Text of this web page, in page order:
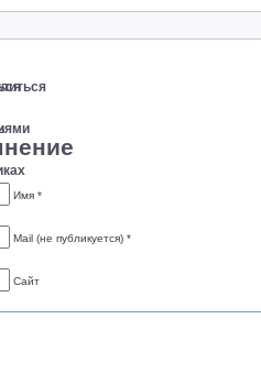
Имя *
Mail (не публикуется) *
Сайт